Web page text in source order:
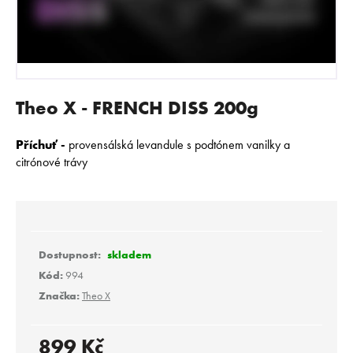
Theo X - FRENCH DISS 200g
Příchuť - provensálská levandule s podtónem vanilky a
citrónové trávy
skladem
Kód: 994
Značka:Theo X
899 Kč
J
T